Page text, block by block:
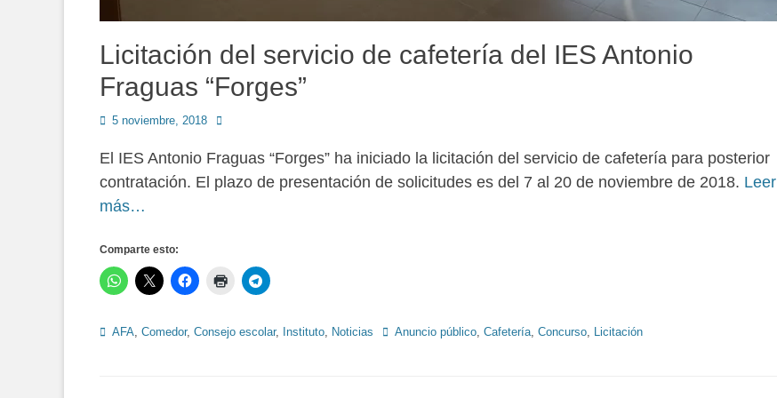
Licitación del servicio de cafetería del IES Antonio
Fraguas “Forges”
Publicado
5 noviembre, 2018 Autor
El IES Antonio Fraguas “Forges” ha iniciado la licitación del servicio de cafetería para posterior
contratación. El plazo de presentación de solicitudes es del 7 al 20 de noviembre de 2018. Leer
más…
Comparte esto:
Categorías
AFA, Comedor, Consejo escolar, Instituto, Noticias Etiquetas
Anuncio público, Cafetería, Concurso, Licitación